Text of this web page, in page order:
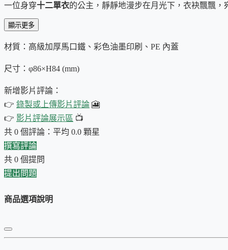
一位身穿十二單衣的公主，靜靜地漫步在月光下，衣袂飄飄，
你輕輕打開這精緻的抹茶罐，
👘 展現出令人屏息的夢幻景象…
你彷彿能感受到
這款珍藏版和風抹茶罐 ，由
持新鮮 ，如同宮廷御用之物
更令人驚嘆的是…
手繪和風圖案
油墨印刷
限量發售，錯過不再！立即將這份
顯示更多
材質：高級加厚馬口鐵、彩色油墨印刷、PE 內蓋
尺寸：φ86×H84 (mm)
新增影片評論：
👉 錄製或上傳影片評論 🎦
👉 影片評論展示區 📺
共 0 個評論：平均 0.0 顆星
撰寫評論
共 0 個提問
提出問題
商品選項說明